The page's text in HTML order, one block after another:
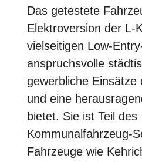
Das getestete
Elektroversion der L-
vielseitigen Low-
anspruchsvolle
gewerbliche Einsätze
und eine
bietet. Sie ist Teil des
Kommunalfahrzeug-
Fahrzeuge wie